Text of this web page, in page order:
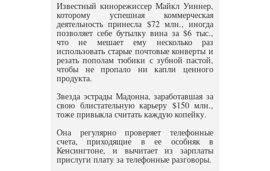
Известный кинорежиссер Майкл Уиннер,
которому успешная коммерческая
деятельность принесла $72 млн., иногда
позволяет себе бутылку вина за $6 тыс.,
что не мешает ему несколько раз
использовать старые почтовые конверты и
резать пополам тюбики с зубной пастой,
чтобы не пропало ни капли ценного
продукта.
Звезда эстрады Мадонна, заработавшая за
свою блистательную карьеру $150 млн.,
тоже привыкла считать каждую копейку.
Она регулярно проверяет телефонные
счета, приходящие в ее особняк в
Кенсингтоне, и вычитает из зарплаты
прислуги плату за телефонные разговоры.